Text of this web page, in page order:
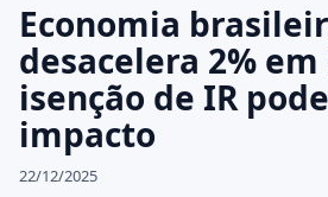
Finanças
Buscar por:
Pressione Enter para buscar ou
Economia
desacelera 2% em
isenção de IR
impacto
22/12/2025